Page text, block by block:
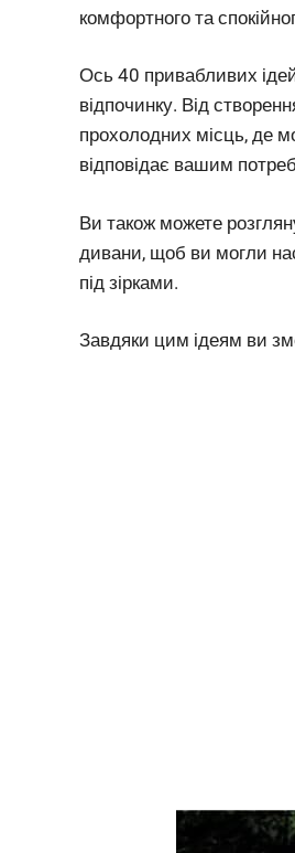
комфортного та
Ось 40 привабливих
відпочинку. Від
прохолодних місць, де
відповідає вашим
Ви також можете
дивани, щоб ви могли
під зірками.
Завдяки цим ідеям ви